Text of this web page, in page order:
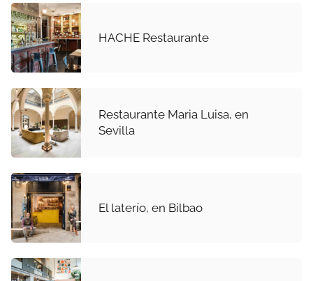
HACHE Restaurante
Restaurante Maria Luisa, en
Sevilla
El laterío, en Bilbao